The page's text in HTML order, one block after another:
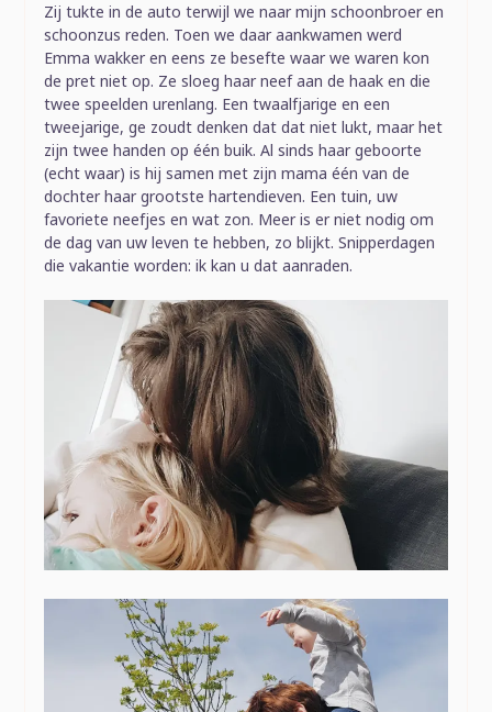
Zij tukte in de auto terwijl we naar mijn schoonbroer en
schoonzus reden. Toen we daar aankwamen werd
Emma wakker en eens ze besefte waar we waren kon
de pret niet op. Ze sloeg haar neef aan de haak en die
twee speelden urenlang. Een twaalfjarige en een
tweejarige, ge zoudt denken dat dat niet lukt, maar het
zijn twee handen op één buik. Al sinds haar geboorte
(echt waar) is hij samen met zijn mama één van de
dochter haar grootste hartendieven. Een tuin, uw
favoriete neefjes en wat zon. Meer is er niet nodig om
de dag van uw leven te hebben, zo blijkt. Snipperdagen
die vakantie worden: ik kan u dat aanraden.